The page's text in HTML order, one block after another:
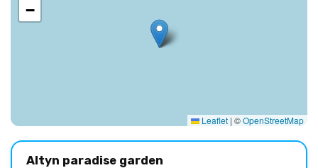
−
Leaflet | ©OpenStreetMap
Altyn paradise garden